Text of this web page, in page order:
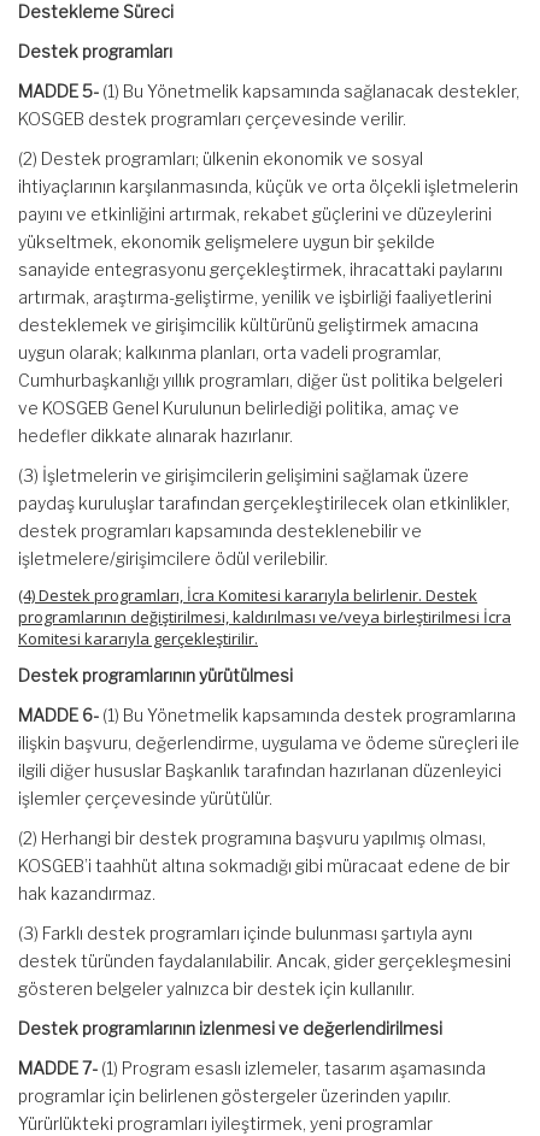
Destekleme Süreci
Destek programları
MADDE 5- (1) Bu Yönetmelik kapsamında sağlanacak destekler,
KOSGEB destek programları çerçevesinde verilir.
(2) Destek programları; ülkenin ekonomik ve sosyal
ihtiyaçlarının karşılanmasında, küçük ve orta ölçekli işletmelerin
payını ve etkinliğini artırmak, rekabet güçlerini ve düzeylerini
yükseltmek, ekonomik gelişmelere uygun bir şekilde
sanayide entegrasyonu gerçekleştirmek, ihracattaki paylarını
artırmak, araştırma-geliştirme, yenilik ve işbirliği faaliyetlerini
desteklemek ve girişimcilik kültürünü geliştirmek amacına
uygun olarak; kalkınma planları, orta vadeli programlar,
Cumhurbaşkanlığı yıllık programları, diğer üst politika belgeleri
ve KOSGEB Genel Kurulunun belirlediği politika, amaç ve
hedefler dikkate alınarak hazırlanır.
(3) İşletmelerin ve girişimcilerin gelişimini sağlamak üzere
paydaş kuruluşlar tarafından gerçekleştirilecek olan etkinlikler,
destek programları kapsamında desteklenebilir ve
işletmelere/girişimcilere ödül verilebilir.
(4) Destek programları, İcra Komitesi kararıyla belirlenir. Destek
programlarının değiştirilmesi, kaldırılması ve/veya birleştirilmesi İcra
Komitesi kararıyla gerçekleştirilir.
Destek programlarının yürütülmesi
MADDE 6- (1) Bu Yönetmelik kapsamında destek programlarına
ilişkin başvuru, değerlendirme, uygulama ve ödeme süreçleri ile
ilgili diğer hususlar Başkanlık tarafından hazırlanan düzenleyici
işlemler çerçevesinde yürütülür.
(2) Herhangi bir destek programına başvuru yapılmış olması,
KOSGEB’i taahhüt altına sokmadığı gibi müracaat edene de bir
hak kazandırmaz.
(3) Farklı destek programları içinde bulunması şartıyla aynı
destek türünden faydalanılabilir. Ancak, gider gerçekleşmesini
gösteren belgeler yalnızca bir destek için kullanılır.
Destek programlarının izlenmesi ve değerlendirilmesi
MADDE 7- (1) Program esaslı izlemeler, tasarım aşamasında
programlar için belirlenen göstergeler üzerinden yapılır.
Yürürlükteki programları iyileştirmek, yeni programlar